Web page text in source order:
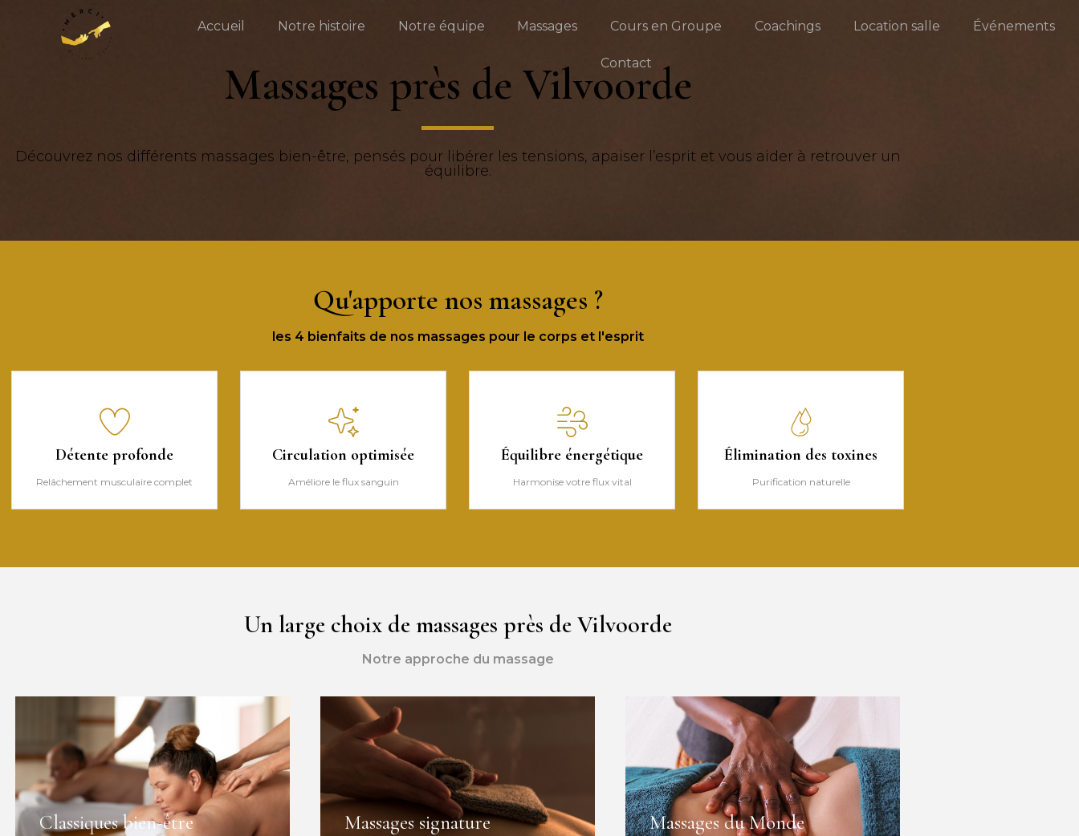
Accueil Notre histoire Notre équipe Massages Cours en Groupe Coachings Location salle Événements
Contact
Massages près de Vilvoorde
Découvrez nos différents massages bien-être, pensés pour libérer les tensions, apaiser l’esprit et vous aider à retrouver un
équilibre.
Qu'apporte nos massages ?
les 4 bienfaits de nos massages pour le corps et l'esprit
Détente profonde
Relâchement musculaire complet
Circulation optimisée
Améliore le flux sanguin
Équilibre énergétique
Harmonise votre flux vital
Élimination des toxines
Purification naturelle
Un large choix de massages près de Vilvoorde
Notre approche du massage
Classiques bien-être Massages signature Massages du Monde